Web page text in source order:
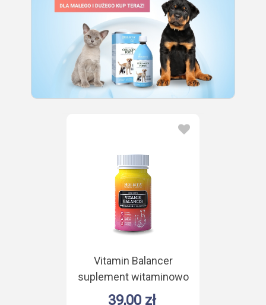
Vitamin Balancer
suplement witaminowo
- mineralny 90 tabletek
39,00 zł